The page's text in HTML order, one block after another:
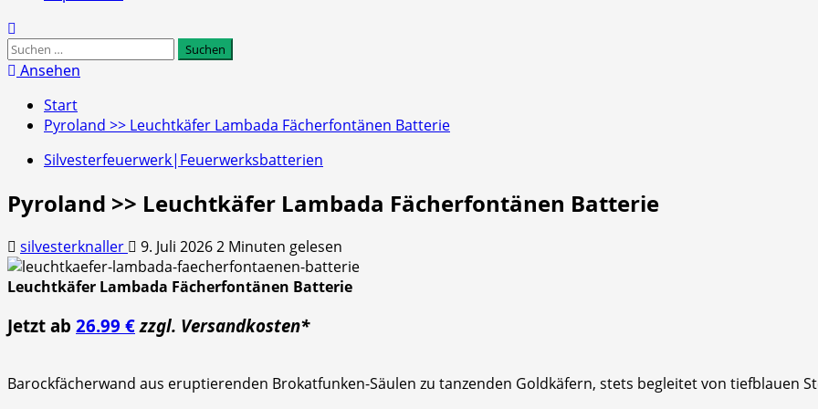
Suchen
nach:
Ansehen
Start
Pyroland >> Leuchtkäfer Lambada Fächerfontänen Batterie
Silvesterfeuerwerk|Feuerwerksbatterien
Pyroland >> Leuchtkäfer Lambada Fächerfontänen Batterie
silvesterknaller 9. Juli 20262 Minuten gelesen
Leuchtkäfer Lambada Fächerfontänen Batterie
Jetzt ab 26.99 € zzgl. Versandkosten*
Barockfächerwand aus eruptierenden Brokatfunken-Säulen zu tanzenden Goldkäfern, stets begleitet von tiefblauen